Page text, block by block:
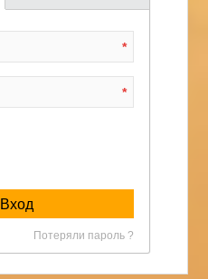
*
*
Вход
Потеряли пароль ?